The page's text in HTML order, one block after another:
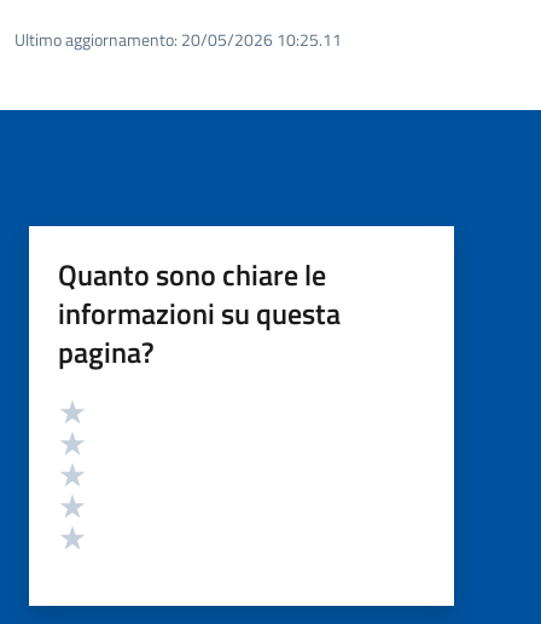
Ultimo aggiornamento: 20/05/2026 10:25.11
Quanto sono chiare le
informazioni su questa
pagina?
Valutazione